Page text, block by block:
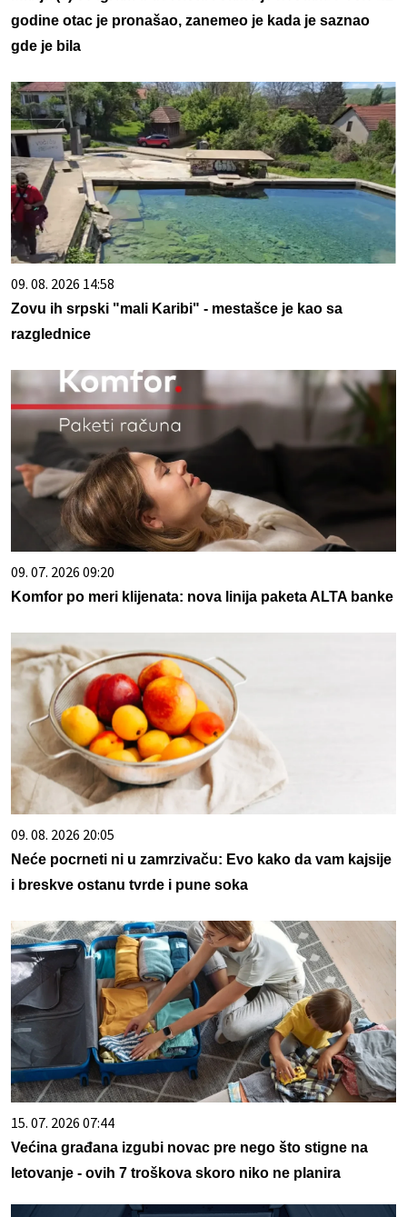
godine otac je pronašao, zanemeo je kada je saznao
gde je bila
09. 08. 2026 14:58
Zovu ih srpski "mali Karibi" - mestašce je kao sa
razglednice
09. 07. 2026 09:20
Komfor po meri klijenata: nova linija paketa ALTA banke
09. 08. 2026 20:05
Neće pocrneti ni u zamrzivaču: Evo kako da vam kajsije
i breskve ostanu tvrde i pune soka
15. 07. 2026 07:44
Većina građana izgubi novac pre nego što stigne na
letovanje - ovih 7 troškova skoro niko ne planira